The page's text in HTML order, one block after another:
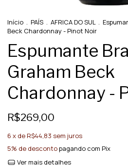
Início . PAÍS . AFRICA DO SUL .
Beck Chardonnay - Pinot Noir
Espumante
Graham Beck
Chardonnay -
R$269,00
6 x deR$44,83 sem juros
5% de descontopagando com Pix
Ver mais detalhes